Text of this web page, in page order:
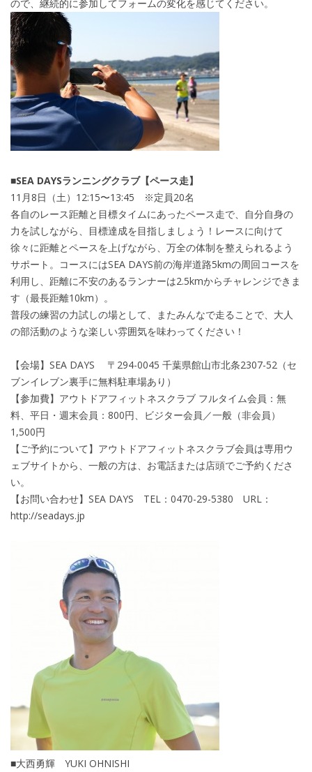
ので、継続的に参加してフォームの変化を感じてください。
■SEA DAYSランニングクラブ【ペース走】
11月8日（土）12:15〜13:45 ※定員20名
各自のレース距離と目標タイムにあったペース走で、自分自身の
力を試しながら、目標達成を目指しましょう！レースに向けて
徐々に距離とペースを上げながら、万全の体制を整えられるよう
サポート。コースにはSEA DAYS前の海岸道路5kmの周回コースを
利用し、距離に不安のあるランナーは2.5kmからチャレンジできま
す（最長距離10km）。
普段の練習の力試しの場として、またみんなで走ることで、大人
の部活動のような楽しい雰囲気を味わってください！
【会場】SEA DAYS 〒294-0045 千葉県館山市北条2307-52（セ
ブンイレブン裏手に無料駐車場あり）
【参加費】アウトドアフィットネスクラブ フルタイム会員：無
料、平日・週末会員：800円、ビジター会員／一般（非会員）
1,500円
【ご予約について】アウトドアフィットネスクラブ会員は専用ウ
ェブサイトから、一般の方は、お電話または店頭でご予約くださ
い。
【お問い合わせ】SEA DAYS TEL：0470-29-5380 URL：
http://seadays.jp
■大西勇輝 YUKI OHNISHI